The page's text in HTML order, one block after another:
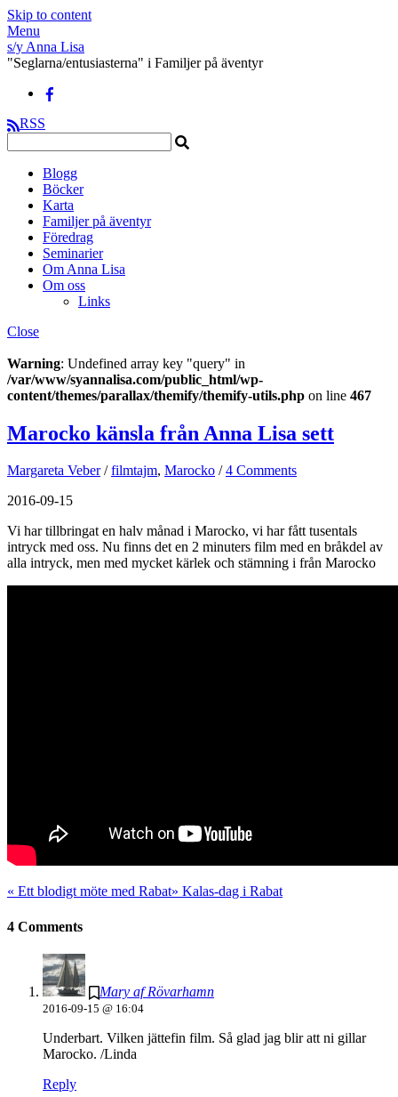
Skip to content
Menu
s/y Anna Lisa
"Seglarna/entusiasterna" i Familjer på äventyr
RSS
Blogg
Böcker
Karta
Familjer på äventyr
Föredrag
Seminarier
Om Anna Lisa
Om oss
Links
Close
Warning: Undefined array key "query" in
/var/www/syannalisa.com/public_html/wp-
content/themes/parallax/themify/themify-utils.php on line 467
Marocko känsla från Anna Lisa sett
Margareta Veber / filmtajm, Marocko / 4 Comments
2016-09-15
Vi har tillbringat en halv månad i Marocko, vi har fått tusentals
intryck med oss. Nu finns det en 2 minuters film med en bråkdel av
alla intryck, men med mycket kärlek och stämning i från Marocko
« Ett blodigt möte med Rabat» Kalas-dag i Rabat
4 Comments
Mary af Rövarhamn
2016-09-15 @ 16:04
Underbart. Vilken jättefin film. Så glad jag blir att ni gillar
Marocko. /Linda
Reply